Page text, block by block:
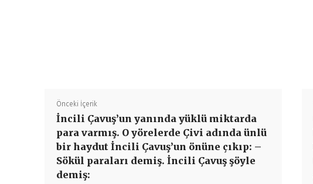
Önceki İçerik
İncili Çavuş’un yanında yüklü miktarda
para varmış. O yörelerde Çivi adında ünlü
bir haydut İncili Çavuş’un önüne çıkıp: –
Sökül paraları demiş. İncili Çavuş şöyle
demiş: